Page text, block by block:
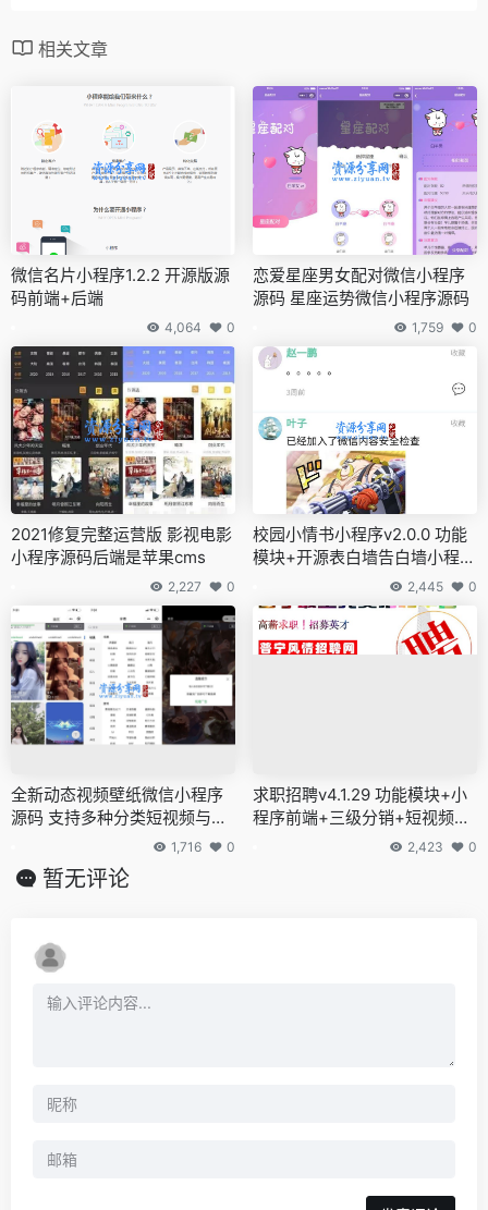
相关文章
微信名片小程序1.2.2 开源版源
码前端+后端
4,064 0
恋爱星座男女配对微信小程序
源码 星座运势微信小程序源码
1,759 0
2021修复完整运营版 影视电影
小程序源码后端是苹果cms
2,227 0
校园小情书小程序v2.0.0 功能
模块+开源表白墙告白墙小程序
源码+后端+手动部署方式
2,445 0
全新动态视频壁纸微信小程序
源码 支持多种分类短视频与多
1,716 0
求职招聘v4.1.29 功能模块+小
程序前端+三级分销+短视频招
聘+多城市招聘途径
2,423 0
暂无评论